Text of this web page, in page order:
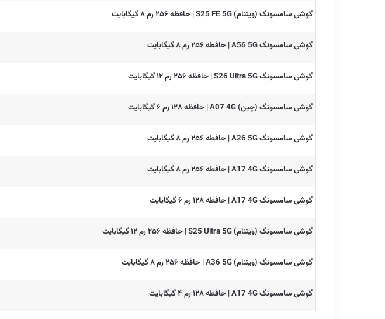
گوشی سامسونگ (ویتنام) S25 FE 5G | حافظه ۲۵۶ رم ۸ گیگابایت
گوشی سامسونگ A56 5G | حافظه ۲۵۶ رم ۸ گیگابایت
گوشی سامسونگ S26 Ultra 5G | حافظه ۲۵۶ رم ۱۲ گیگابایت
گوشی سامسونگ (چین) A07 4G | حافظه ۱۲۸ رم ۶ گیگابایت
گوشی سامسونگ A26 5G | حافظه ۲۵۶ رم ۸ گیگابایت
گوشی سامسونگ A17 4G | حافظه ۲۵۶ رم ۸ گیگابایت
گوشی سامسونگ A17 4G | حافظه ۱۲۸ رم ۶ گیگابایت
گوشی سامسونگ (ویتنام) S25 Ultra 5G | حافظه ۲۵۶ رم ۱۲ گیگابایت
گوشی سامسونگ (ویتنام) A36 5G | حافظه ۲۵۶ رم ۸ گیگابایت
گوشی سامسونگ A17 4G | حافظه ۱۲۸ رم ۴ گیگابایت